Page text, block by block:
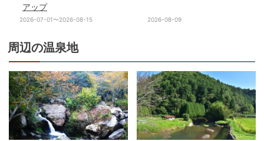
アップ
2026-07-01〜2026-08-15 2026-08-09
周辺の温泉地